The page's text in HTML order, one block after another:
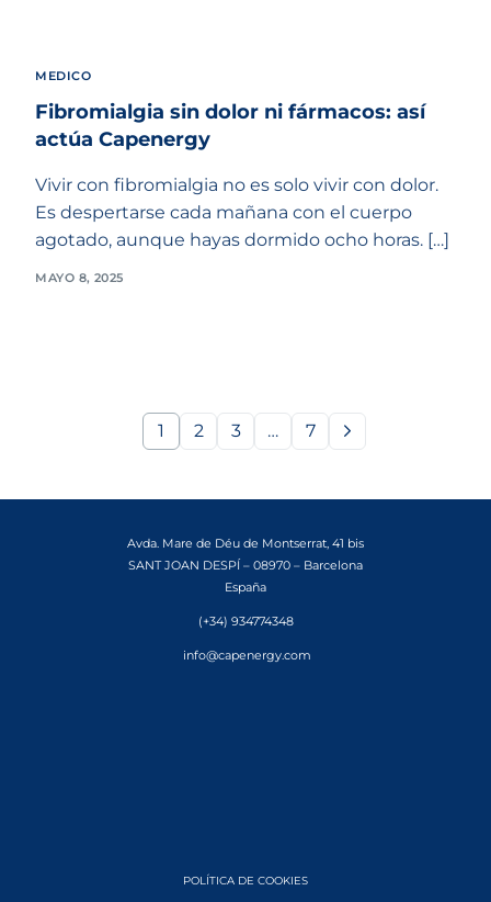
MEDICO
Fibromialgia sin dolor ni fármacos: así
actúa Capenergy
Vivir con fibromialgia no es solo vivir con dolor.
Es despertarse cada mañana con el cuerpo
agotado, aunque hayas dormido ocho horas. […]
MAYO 8, 2025
1 2 3 … 7
Avda. Mare de Déu de Montserrat, 41 bis
SANT JOAN DESPÍ – 08970 – Barcelona
España
(+34) 934774348
info@capenergy.com
POLÍTICA DE COOKIES